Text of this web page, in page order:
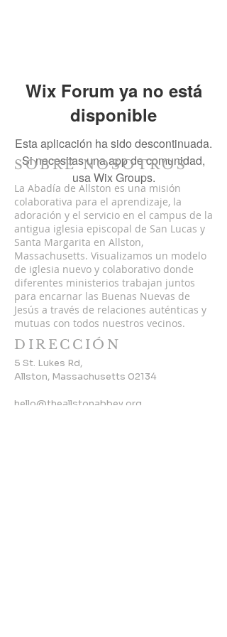
Wix Forum ya no está
disponible
Esta aplicación ha sido descontinuada.
Si necesitas una app de comunidad,
usa Wix Groups.
SOBRE NOSOTROS
La Abadía de Allston es una misión
colaborativa para el aprendizaje, la
adoración y el servicio en el campus de la
antigua iglesia episcopal de San Lucas y
Santa Margarita en Allston,
Massachusetts. Visualizamos un modelo
de iglesia nuevo y colaborativo donde
diferentes ministerios trabajan juntos
para encarnar las Buenas Nuevas de
Jesús a través de relaciones auténticas y
mutuas con todos nuestros vecinos.
DIRECCIÓN
5 St. Lukes Rd,
Allston, Massachusetts 02134
hello@theallstonabbey.org